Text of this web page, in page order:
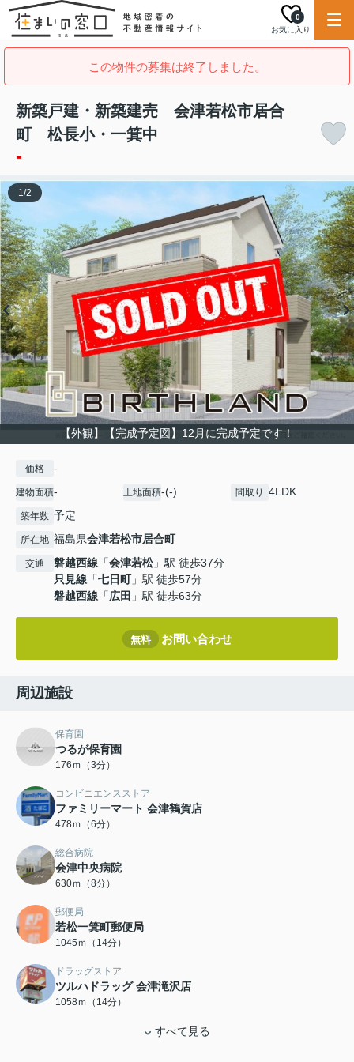
お気に入り
0
この物件の募集は終了しました。
新築戸建・新築建売 会津若松市居合
町 松長小・一箕中
-
【外観】【完成予定図】12月に完成予定です！
1/2
価格 -
建物面積- 土地面積-(-) 間取り 4LDK
築年数 予定
所在地 福島県会津若松市居合町
交通 磐越西線 「会津若松」駅 徒歩37分
只見線 「七日町」駅 徒歩57分
磐越西線 「広田 」駅 徒歩63分
無料 お問い合わせ
周辺施設
保育園
つるが保育園
176ｍ（3分）
コンビニエンスストア
ファミリーマート 会津鶴賀店
478ｍ（6分）
総合病院
会津中央病院
630ｍ（8分）
郵便局
若松一箕町郵便局
1045ｍ（14分）
ドラッグストア
ツルハドラッグ 会津滝沢店
1058ｍ（14分）
すべて見る